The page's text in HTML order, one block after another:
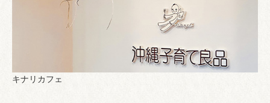
キナリカフェ